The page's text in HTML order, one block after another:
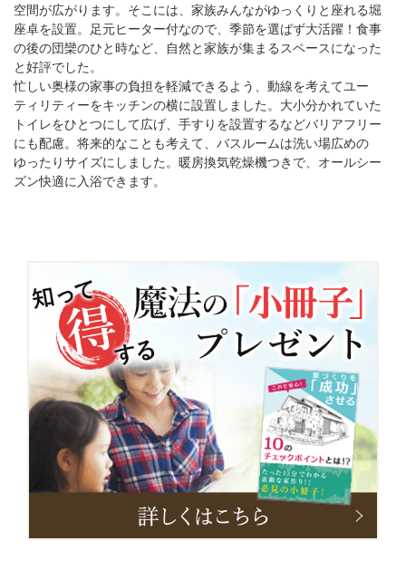
空間が広がります。そこには、家族みんながゆっくりと座れる堀
座卓を設置。足元ヒーター付なので、季節を選ばず大活躍！食事
の後の団欒のひと時など、自然と家族が集まるスペースになった
と好評でした。
忙しい奥様の家事の負担を軽減できるよう、動線を考えてユー
ティリティーをキッチンの横に設置しました。大小分かれていた
トイレをひとつにして広げ、手すりを設置するなどバリアフリー
にも配慮。将来的なことも考えて、バスルームは洗い場広めの
ゆったりサイズにしました。暖房換気乾燥機つきで、オールシー
ズン快適に入浴できます。